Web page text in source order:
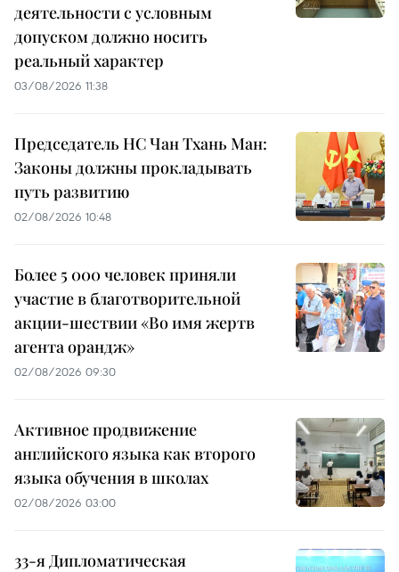
деятельности с условным
допуском должно носить
реальный характер
03/08/2026 11:38
Председатель НС Чан Тхань Ман:
Законы должны прокладывать
путь развитию
02/08/2026 10:48
Более 5 000 человек приняли
участие в благотворительной
акции-шествии «Во имя жертв
агента орандж»
02/08/2026 09:30
Активное продвижение
английского языка как второго
языка обучения в школах
02/08/2026 03:00
33-я Дипломатическая